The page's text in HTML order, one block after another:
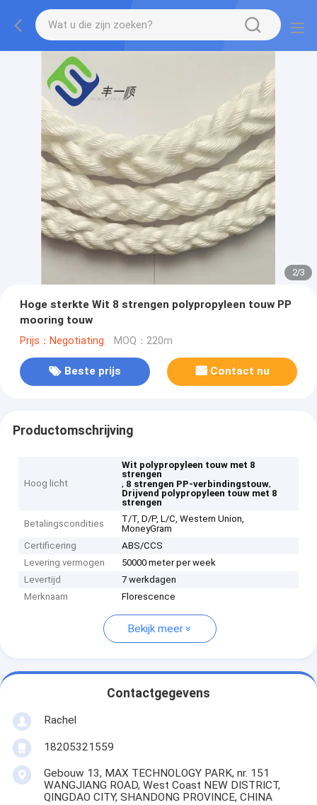
2/3
Hoge sterkte Wit 8 strengen polypropyleen touw PP
mooring touw
Prijs：Negotiating MOQ：220m
Beste prijs Contact nu
Productomschrijving
Hoog licht
Wit polypropyleen touw met 8
strengen
, 8 strengen PP-verbindingstouw,
Drijvend polypropyleen touw met 8
strengen
Betalingscondities
T/T, D/P, L/C, Western Union,
MoneyGram
Certificering
ABS/CCS
Levering vermogen
50000 meter per week
Levertijd
7 werkdagen
Merknaam
Florescence
Bekijk meer
Contactgegevens
Rachel
18205321559
Gebouw 13, MAX TECHNOLOGY PARK, nr. 151
WANGJIANG ROAD, West Coast NEW DISTRICT,
QINGDAO CITY, SHANDONG PROVINCE, CHINA